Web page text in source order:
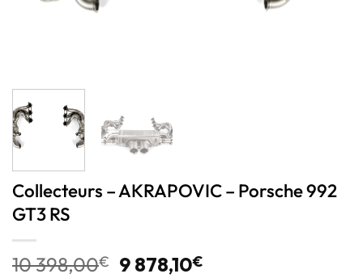
Collecteurs – AKRAPOVIC – Porsche 992
GT3 RS
10 398,00€ 9 878,10€